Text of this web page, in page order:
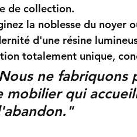
de collection.
la noblesse du noyer
d'une résine
totalement unique,
ne fabriquons
mobilier qui